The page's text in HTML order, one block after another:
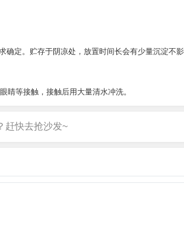
定。贮存于阴凉处，放置时间长会有少量沉淀不影
睛等接触，接触后用大量清水冲洗。